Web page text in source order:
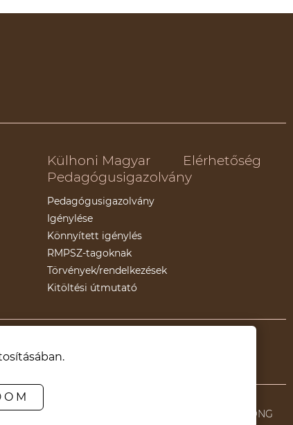
Külhoni Magyar
Pedagógusigazolvány
Pedagógusigazolvány
Igénylése
Könnyített igénylés
RMPSZ-tagoknak
Törvények/rendelkezések
Kitöltési útmutató
Elérhetőség
de confidențialitate Politica de ONG